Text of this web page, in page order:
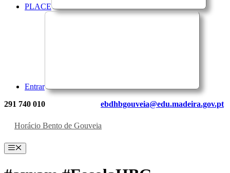
PLACE
Entrar
291 740 010 ebdhbgouveia@edu.madeira.gov.pt
Horácio Bento de Gouveia
Menu